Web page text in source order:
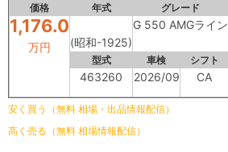
価格 年式 グレード
1,176.0
万円 (昭和-1925)
G 550 AMGライン
型式 車検 シフト
463260 2026/09 CA
安く買う（無料 相場・出品情報配信）
高く売る（無料 相場情報配信）